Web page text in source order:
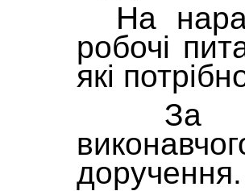
На
робочі
які
За